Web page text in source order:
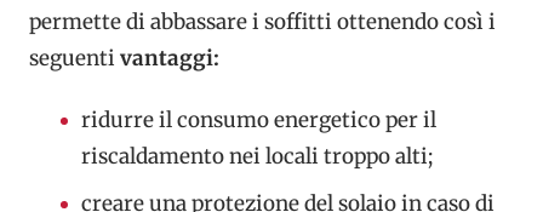
permette di abbassare i soffitti ottenendo così i
seguenti vantaggi:
ridurre il consumo energetico per il
riscaldamento nei locali troppo alti;
creare una protezione del solaio in caso di